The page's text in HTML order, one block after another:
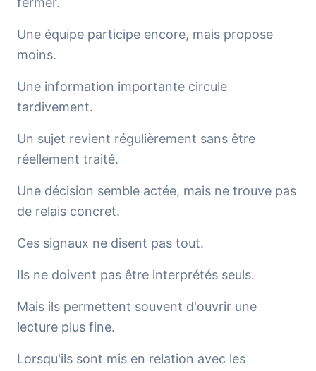
Une équipe participe encore, mais propose
moins.
Une information importante circule
tardivement.
Un sujet revient régulièrement sans être
réellement traité.
Une décision semble actée, mais ne trouve pas
de relais concret.
Ces signaux ne disent pas tout.
Ils ne doivent pas être interprétés seuls.
Mais ils permettent souvent d'ouvrir une
lecture plus fine.
Lorsqu'ils sont mis en relation avec les